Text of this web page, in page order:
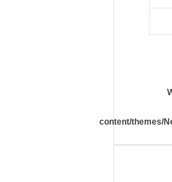
content/themes/